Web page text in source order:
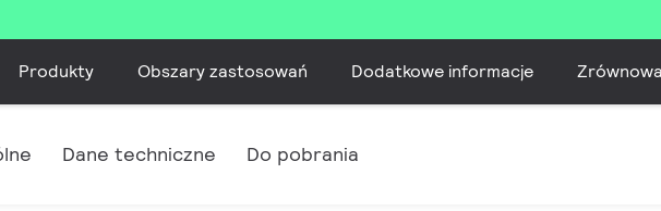
Produkty Obszary zastosowań Dodatkowe informacje
Dane techniczne Do pobrania